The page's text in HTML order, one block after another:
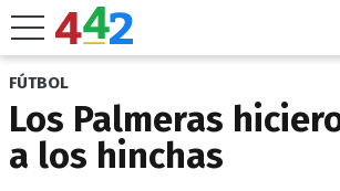
FÚTBOL
Los Palmeras
a los hinchas